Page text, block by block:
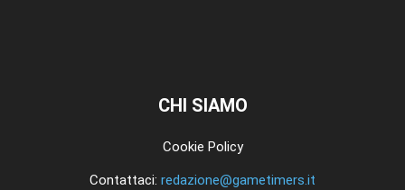
CHI SIAMO
Cookie Policy
Contattaci: redazione@gametimers.it